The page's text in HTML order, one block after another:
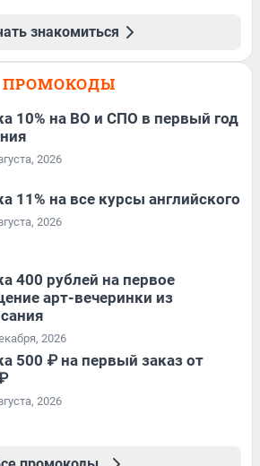
знакомиться
ПРОМОКОДЫ
10% на ВО и СПО в первый год
2026
11% на все курсы английского
2026
400 рублей на первое
арт-вечеринки из
2026
500 ₽ на первый заказ от
2026